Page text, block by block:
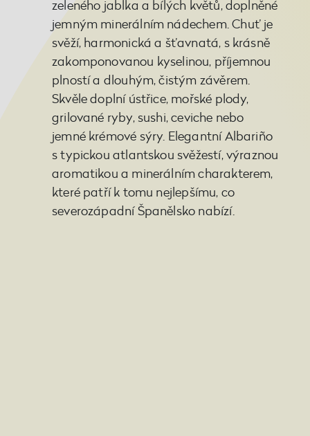
zeleného jablka a bílých květů, doplněné
jemným minerálním nádechem. Chuť je
svěží, harmonická a šťavnatá, s krásně
zakomponovanou kyselinou, příjemnou
plností a dlouhým, čistým závěrem.
Skvěle doplní ústřice, mořské plody,
grilované ryby, sushi, ceviche nebo
jemné krémové sýry. Elegantní Albariño
s typickou atlantskou svěžestí, výraznou
aromatikou a minerálním charakterem,
které patří k tomu nejlepšímu, co
severozápadní Španělsko nabízí.